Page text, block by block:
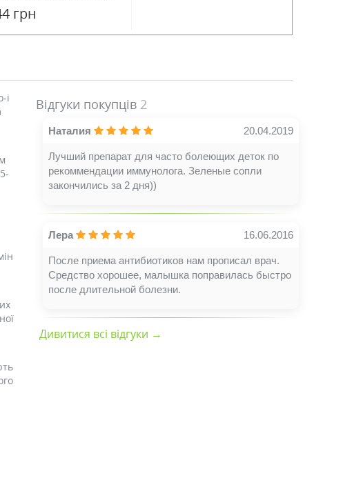
грн
і
Відгуки покупців 2
Наталия 20.04.2019
Лучший препарат для часто болеющих деток по
рекоммендации иммунолога. Зеленые сопли
закончились за 2 дня))
Лера 16.06.2016
После приема антибиотиков нам прописал врач.
Средство хорошее, малышка поправилась быстро
после длительной болезни.
Дивитися всі відгуки →